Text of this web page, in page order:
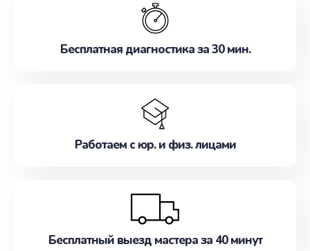
наилучшим образом. Не медлите записаться на
Бесплатная диагностика за 30 мин.
Работаем с юр. и физ. лицами
Бесплатный выезд мастера за 40 минут